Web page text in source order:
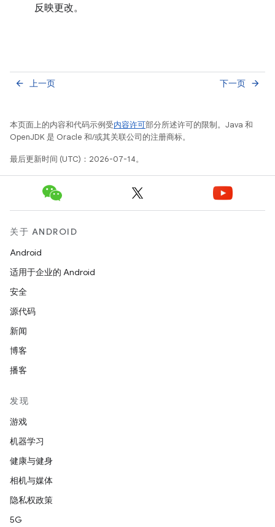
反映更改。
上一页
arrow_back 下一页 arrow_forward
本页面上的内容和代码示例受内容许可部分所述许可的限制。Java 和
OpenJDK 是 Oracle 和/或其关联公司的注册商标。
最后更新时间 (UTC)：2026-07-14。
关于 ANDROID
Android
适用于企业的 Android
安全
源代码
新闻
博客
播客
发现
游戏
机器学习
健康与健身
相机与媒体
隐私权政策
5G